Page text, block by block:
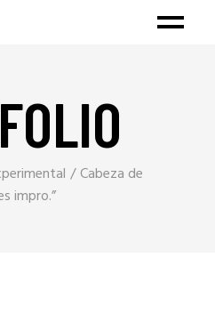
Cabeza de
impro.”